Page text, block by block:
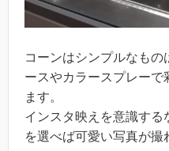
コーンはシンプルなもの
ースやカラースプレー
ます。
インスタ映えを意識する
を選べば可愛い写真が撮